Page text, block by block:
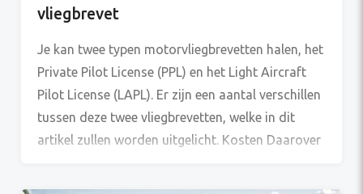
vliegbrevet
Je kan twee typen motorvliegbrevetten halen, het
Private Pilot License (PPL) en het Light Aircraft
Pilot License (LAPL). Er zijn een aantal verschillen
tussen deze twee vliegbrevetten, welke in dit
artikel zullen worden uitgelicht. Kosten Daarover